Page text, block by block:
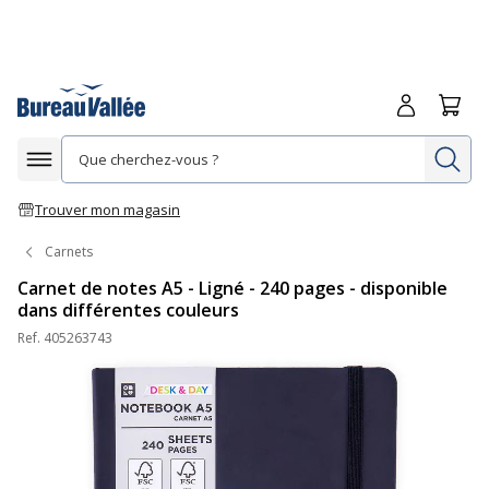
Afficher la navigation
Trouver mon magasin
Me
Carnets
Carnet de notes A5 - Ligné - 240 pages - disponible
dans différentes couleurs
Ref. 405263743